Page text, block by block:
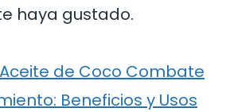
haya gustado.
de Coco Combate
Beneficios y Usos